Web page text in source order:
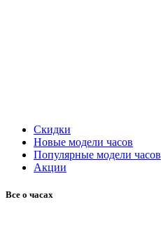
Скидки
Новые модели часов
Популярные модели часов
Акции
Все о часах